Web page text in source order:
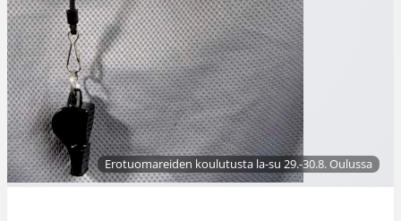
Erotuomareiden koulutusta la-su 29.-30.8. Oulussa